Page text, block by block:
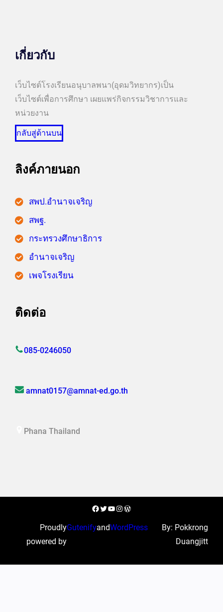
เกี่ยวกับ
เว็บไซต์โรงเรียนอนุบาลพนา(อุดมวิทยากร)เป็น
เว็บไซต์เพื่อการศึกษา เผยแพร่กิจกรรมวิชาการและ
หน่วยงาน
กลับสู่ด้านบน
ลิงค์ภายนอก
สพป.อำนาจเจริญ
สพฐ.
กระทรวงศึกษาธิการ
อำนาจเจริญ
เพจโรงเรียน
ติดต่อ
085-0246050
amnat0157@amnat-ed.go.th
Phana Thailand
Facebook
Twitter
YouTube
Instagram
WordPress
Proudly
powered by
GutenifyandWordPress
By: Pokkrong
Duangjitt